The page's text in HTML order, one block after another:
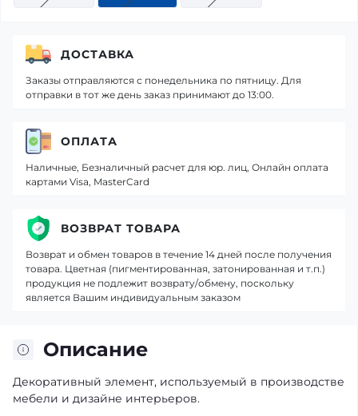
Описание
Декоративный элемент, используемый в производстве
мебели и дизайне интерьеров.
ДОСТАВКА
Заказы отправляются с понедельника по пятницу. Для
отправки в тот же день заказ принимают до 13:00.
ОПЛАТА
Наличные, Безналичный расчет для юр. лиц, Онлайн оплата
картами Visa, MasterCard
ВОЗВРАТ ТОВАРА
Возврат и обмен товаров в течение 14 дней после получения
товара. Цветная (пигментированная, затонированная и т.п.)
продукция не подлежит возврату/обмену, поскольку
является Вашим индивидуальным заказом